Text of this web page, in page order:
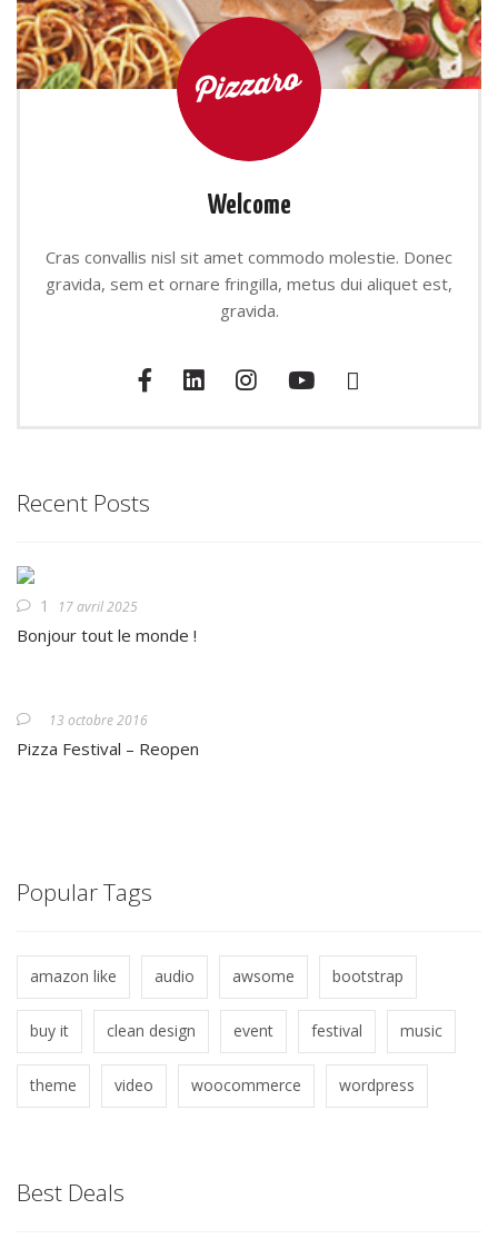
Welcome
Cras convallis nisl sit amet commodo molestie. Donec
gravida, sem et ornare fringilla, metus dui aliquet est,
gravida.
Recent Posts
1 17 avril 2025
Bonjour tout le monde !
13 octobre 2016
Pizza Festival – Reopen
Popular Tags
amazon like audio awsome bootstrap
buy it clean design event festival music
theme video woocommerce wordpress
Best Deals